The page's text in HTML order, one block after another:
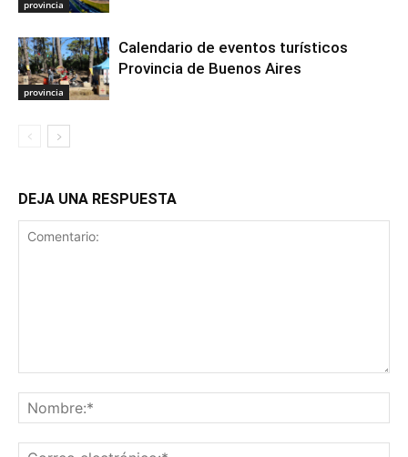
provincia
provincia
Calendario de eventos turísticos
Provincia de Buenos Aires
DEJA UNA RESPUESTA